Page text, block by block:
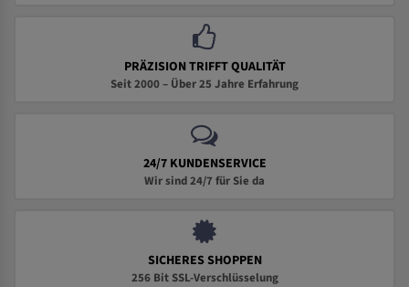
PRÄZISION TRIFFT QUALITÄT
Seit 2000 – Über 25 Jahre Erfahrung
24/7 KUNDENSERVICE
Wir sind 24/7 für Sie da
SICHERES SHOPPEN
256 Bit SSL-Verschlüsselung